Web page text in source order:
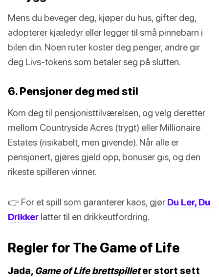
Mens du beveger deg, kjøper du hus, gifter deg,
adopterer kjæledyr eller legger til små pinnebarn i
bilen din. Noen ruter koster deg penger, andre gir
deg Livs-tokens som betaler seg på slutten.
6. Pensjoner deg med stil
Kom deg til pensjonisttilværelsen, og velg deretter
mellom Countryside Acres (trygt) eller Millionaire
Estates (risikabelt, men givende). Når alle er
pensjonert, gjøres gjeld opp, bonuser gis, og den
rikeste spilleren vinner.
👉 For et spill som garanterer kaos, gjør Du Ler, Du
Drikker latter til en drikkeutfordring.
Regler for The Game of Life
Jada, Game of Life brettspilleter stort sett